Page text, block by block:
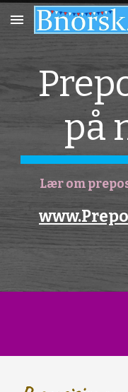
Skip to main content
på
Lær om